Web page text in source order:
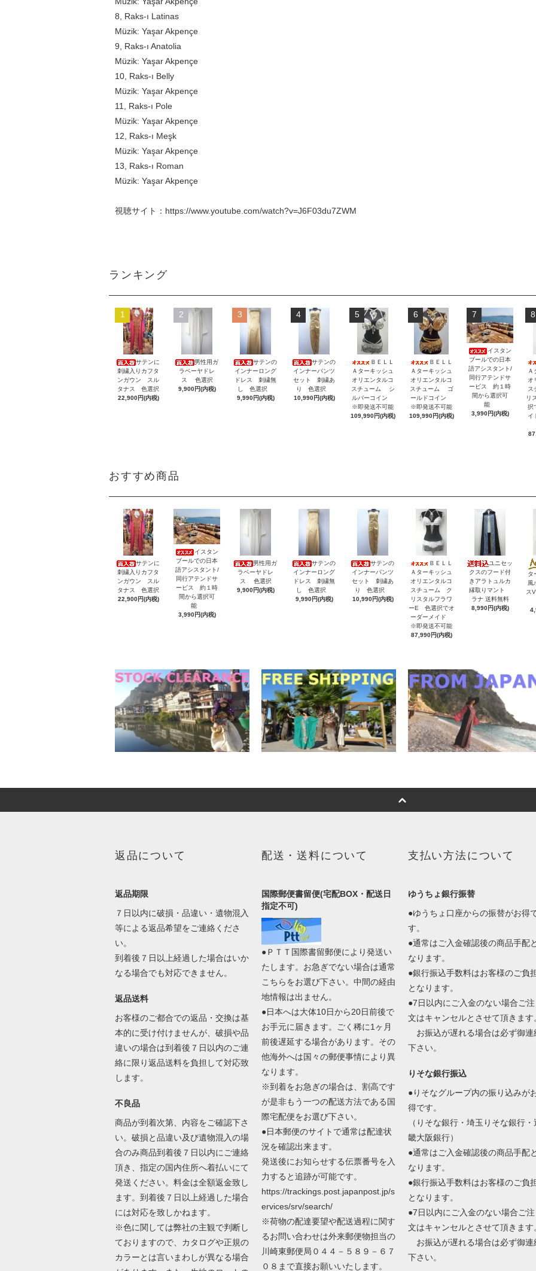
8, Raks-ı Latinas
Müzik: Yaşar Akpençe
9, Raks-ı Anatolia
Müzik: Yaşar Akpençe
10, Raks-ı Belly
Müzik: Yaşar Akpençe
11, Raks-ı Pole
Müzik: Yaşar Akpençe
12, Raks-ı Meşk
Müzik: Yaşar Akpençe
13, Raks-ı Roman
Müzik: Yaşar Akpençe
視聴サイト： https://www.youtube.com/watch?v=J6F03du7ZWM
ランキング
1
サテンに
刺繍入りカフタ
ンガウン スル
タナス 色選択
22,900円(内税)
2
男性用ガ
ラベーヤドレ
ス 色選択
9,900円(内税)
3
サテンの
インナーロング
ドレス 刺繍無
し 色選択
9,990円(内税)
4
サテンの
インナーパンツ
セット 刺繍あ
り 色選択
10,990円(内税)
5
ＢＥＬＬ
Ａターキッシュ
オリエンタルコ
スチューム シ
ルバーコイン
※即発送不可能
109,990円(内税)
6
ＢＥＬＬ
Ａターキッシュ
オリエンタルコ
スチューム ゴ
ールドコイン
※即発送不可能
109,990円(内税)
7
イスタン
ブールでの日本
語アシスタント/
同行アテンドサ
ービス 約１時
間から選択可
能
3,990円(内税)
8
Ａ
オ
ス
リ
択
おすすめ商品
サテンに
刺繍入りカフタ
ンガウン スル
タナス 色選択
22,900円(内税)
イスタン
ブールでの日本
語アシスタント/
同行アテンドサ
ービス 約１時
間から選択可
能
3,990円(内税)
男性用ガ
ラベーヤドレ
ス 色選択
9,900円(内税)
サテンの
インナーロング
ドレス 刺繍無
し 色選択
9,990円(内税)
サテンの
インナーパンツ
セット 刺繍あ
り 色選択
10,990円(内税)
ＢＥＬＬ
Ａターキッシュ
オリエンタルコ
スチューム ク
リスタルフラワ
ーE 色選択でオ
ーダーメイド
※即発送不可能
87,990円(内税)
ユニセッ
クスのフード付
きアラトュルカ
縁取りマント
ラナ 送料無料
8,990円(内税)
タ
風
ス
返品について
返品期限
７日以内に破損・品違い・遺物混入
等による返品希望をご連絡くださ
い。
到着後７日以上経過した場合はいか
なる場合でも対応できません。
返品送料
お客様のご都合での返品・交換は基
本的に受け付けませんが、破損や品
違いの場合は到着後７日以内のご連
絡に限り返品送料を負担して対応致
します。
不良品
商品が到着次第、内容をご確認下さ
い。破損と品違い及び遺物混入の場
合のみ商品到着後７日以内にご連絡
頂き、指定の国内住所へ着払いにて
発送ください。料金は全額返金致し
ます。到着後７日以上経過した場合
には対応を致しかねます。
※色に関しては弊社の主観で判断し
ておりますので、カタログや正規の
カラーとは言いまわしが異なる場合
配送・送料について
国際郵便書留便(宅配BOX・配送日
指定不可)
●ＰＴＴ国際書留郵便により発送い
たします。お急ぎでない場合は通常
こちらをお選び下さい。中間の経由
地情報は出ません。
●日本へは大体10日から20日前後で
お手元に届きます。ごく稀に1ヶ月
前後遅延する場合があります。その
他海外へは国々の郵便事情により異
なります。
※到着をお急ぎの場合は、割高です
が是非もう一つの配送方法である国
際宅配便をお選び下さい。
●日本郵便のサイトで通常は配達状
況を確認出来ます。
発送後にお知らせする伝票番号を入
力すると追跡が可能です。
https://trackings.post.japanpost.jp/s
ervices/srv/search/
※荷物の配達要望や配送過程に関す
るお問い合わせは外来郵便物担当の
川崎東郵便局０４４－５８９－６７
０８まで直接お願いいたします。
支払い方法について
ゆうちょ銀行振替
●ゆうちょ口座からの振替がお得
す。
●通常はご入金確認後の商品手配
なります。
●銀行振込手数料はお客様のご負
となります。
●7日以内にご入金のない場合ご注
文はキャンセルとさせて頂きます
お振込が遅れる場合は必ず御連
下さい。
りそな銀行振込
●りそなグループ内の振り込みが
得です。
（りそな銀行・埼玉りそな銀行・
畿大阪銀行）
●通常はご入金確認後の商品手配
なります。
●銀行振込手数料はお客様のご負
となります。
●7日以内にご入金のない場合ご注
文はキャンセルとさせて頂きます
お振込が遅れる場合は必ず御連
下さい。